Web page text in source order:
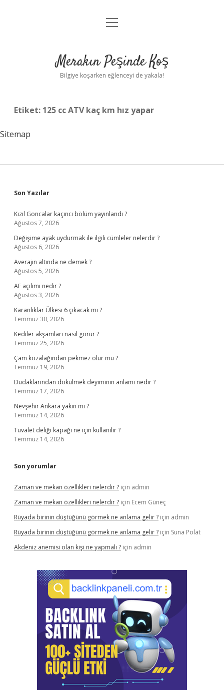
Anasayfa
Yasal Uyarı
menüyü
Merakın Peşinde Koş
Bilgiye koşarken eğlenceyi de yakala!
Etiket: 125 cc ATV kaç km hız yapar
Sitemap
Sidebar
Son Yazılar
Kızıl Goncalar kaçıncı bölüm yayınlandı ?
Ağustos 7, 2026
Değişime ayak uydurmak ile ilgili cümleler nelerdir ?
Ağustos 6, 2026
Averajın altında ne demek ?
Ağustos 5, 2026
AF açılımı nedir ?
Ağustos 3, 2026
Karanlıklar Ülkesi 6 çıkacak mı ?
Temmuz 30, 2026
Kediler akşamları nasıl görür ?
Temmuz 25, 2026
Çam kozalağından pekmez olur mu ?
Temmuz 19, 2026
Dudaklarından dökülmek deyiminin anlamı nedir ?
Temmuz 17, 2026
Nevşehir Ankara yakın mı ?
Temmuz 14, 2026
Tuvalet deliği kapağı ne için kullanılır ?
Temmuz 14, 2026
Son yorumlar
Zaman ve mekan özellikleri nelerdir ? için admin
Zaman ve mekan özellikleri nelerdir ? için Ecem Güneç
Rüyada birinin düştüğünü görmek ne anlama gelir ? için admin
Rüyada birinin düştüğünü görmek ne anlama gelir ? için Suna Polat
Akdeniz anemisi olan kişi ne yapmalı ? için admin